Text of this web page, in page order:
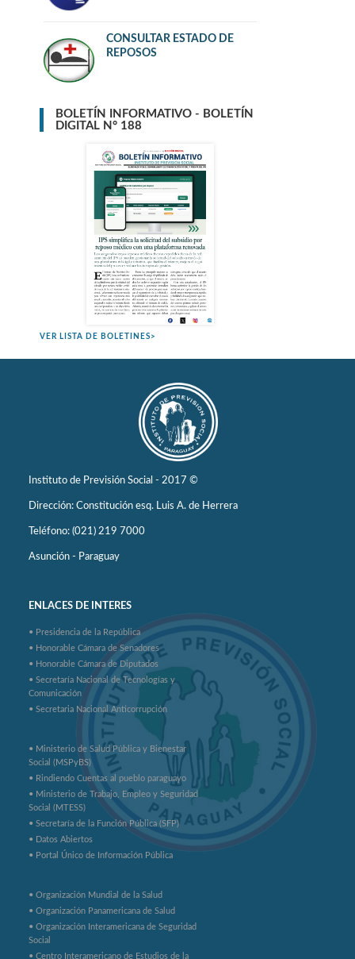
CONSULTAR ESTADO DE
REPOSOS
BOLETÍN INFORMATIVO - BOLETÍN
DIGITAL N° 188
VER LISTA DE BOLETINES>
Instituto de Previsión Social - 2017 ©
Dirección: Constitución esq. Luis A. de Herrera
Teléfono: (021) 219 7000
Asunción - Paraguay
ENLACES DE INTERES
• Presidencia de la República
• Honorable Cámara de Senadores
• Honorable Cámara de Diputados
• Secretaría Nacional de Tecnologías y
Comunicación
• Secretaria Nacional Anticorrupción
• Ministerio de Salud Pública y Bienestar
Social (MSPyBS)
• Rindiendo Cuentas al pueblo paraguayo
• Ministerio de Trabajo, Empleo y Seguridad
Social (MTESS)
• Secretaría de la Función Pública (SFP)
• Datos Abiertos
• Portal Único de Información Pública
• Organización Mundial de la Salud
• Organización Panamericana de Salud
• Organización Interamericana de Seguridad
Social
• Centro Interamericano de Estudios de la